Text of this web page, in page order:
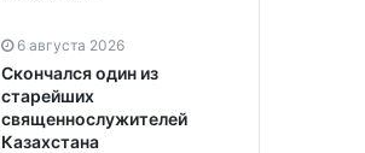
6 августа 2026
Скончался один из
старейших
священнослужителей
Казахстана